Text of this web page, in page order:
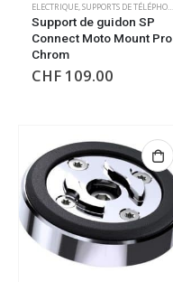
ELECTRIQUE,SUPPORTS DE TÉLÉPHONE/GPS
Support de guidon SP
Connect Moto Mount Pro
Chrom
CHF 109.00